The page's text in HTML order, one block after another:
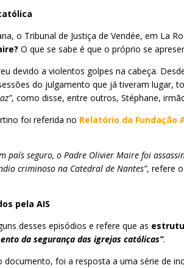
o Tribunal de Justiça de Vendée, em La
O que se sabe é que o próprio se
devido a violentos golpes na cabeça.
do julgamento que já tiveram
, como disse, entre outros, Stéphane,
foi referida no Relatório da Fundação
país seguro, o Padre Olivier Maire foi
criminoso na Catedral de Nantes”, refere
pela AIS
desses episódios e refere que as
da segurança das igrejas católicas”.
foi a resposta a uma série de